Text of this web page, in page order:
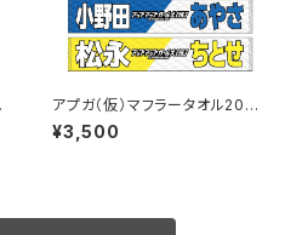
アプガ（仮）マフラータオル2026
ver.
¥3,500